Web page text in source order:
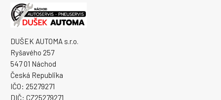
DUŠEK AUTOMA s.r.o.
Ryšavého 257
547 01 Náchod
Česká Republika
IČO: 25279271
DIČ: CZ25279271